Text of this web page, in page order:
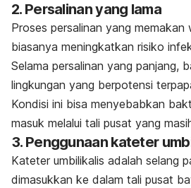
2. Persalinan yang lama
Proses persalinan yang memakan
biasanya meningkatkan risiko
Selama persalinan yang panjang,
lingkungan yang berpotensi
Kondisi ini bisa menyebabkan
masuk melalui tali pusat yang
3. Penggunaan kateter
Kateter umbilikalis adalah selang
dimasukkan ke dalam tali pusat